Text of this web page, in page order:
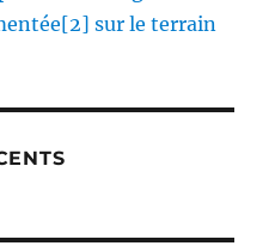
sur le terrain